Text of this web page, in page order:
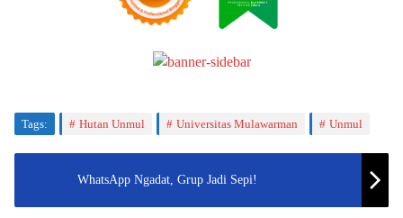
Tags: Hutan Unmul Universitas Mulawarman Unmul
WhatsApp Ngadat, Grup Jadi Sepi!